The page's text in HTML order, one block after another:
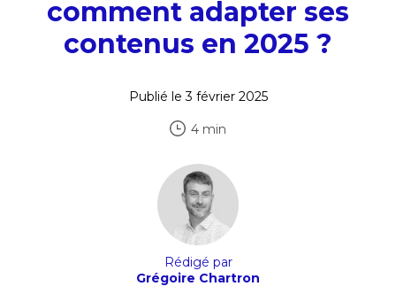
comment adapter ses
contenus en 2025 ?
Publié le 3 février 2025
4 min
Rédigé par
Grégoire Chartron